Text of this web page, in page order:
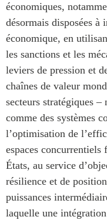
économiques,
désormais disposées à
économique, en
les sanctions et les
leviers de pression et
chaînes de valeur
secteurs stratégiques –
comme des systèmes
l’optimisation de
espaces concurrentiels
États, au service
résilience et de
puissances
laquelle une